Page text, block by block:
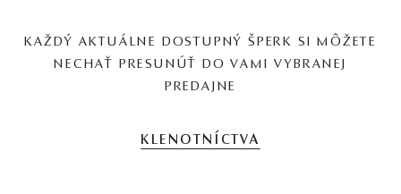
KAŽDÝ AKTUÁLNE DOSTUPNÝ ŠPERK SI MÔŽETE
NECHAŤ PRESUNÚŤ DO VAMI VYBRANEJ
PREDAJNE
KLENOTNÍCTVA